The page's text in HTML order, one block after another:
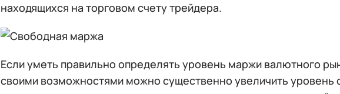
находящихся на торговом счету трейдера.
Если уметь правильно определять уровень маржи валютного
своими возможностями можно существенно увеличить уровень